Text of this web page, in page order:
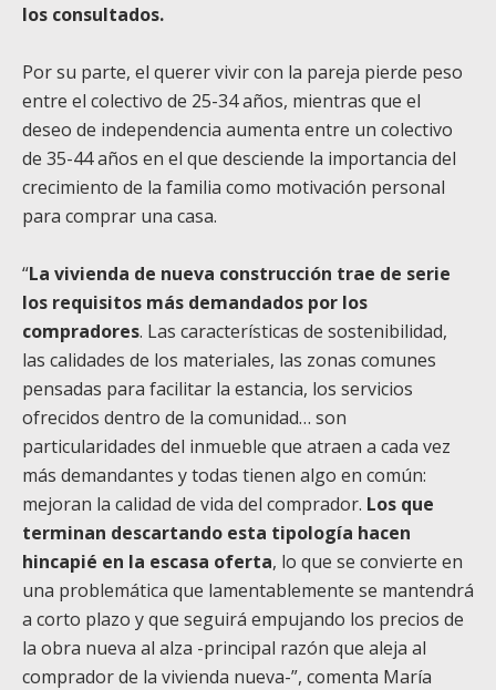
los consultados.
Por su parte, el querer vivir con la pareja pierde peso
entre el colectivo de 25-34 años, mientras que el
deseo de independencia aumenta entre un colectivo
de 35-44 años en el que desciende la importancia del
crecimiento de la familia como motivación personal
para comprar una casa.
“La vivienda de nueva construcción trae de serie
los requisitos más demandados por los
compradores. Las características de sostenibilidad,
las calidades de los materiales, las zonas comunes
pensadas para facilitar la estancia, los servicios
ofrecidos dentro de la comunidad… son
particularidades del inmueble que atraen a cada vez
más demandantes y todas tienen algo en común:
mejoran la calidad de vida del comprador. Los que
terminan descartando esta tipología hacen
hincapié en la escasa oferta, lo que se convierte en
una problemática que lamentablemente se mantendrá
a corto plazo y que seguirá empujando los precios de
la obra nueva al alza -principal razón que aleja al
comprador de la vivienda nueva-”, comenta María